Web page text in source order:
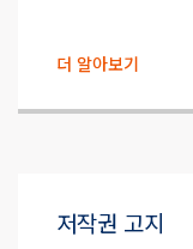
더 알아보기
저작권 고지